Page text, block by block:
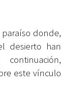
donde,
desierto han
este vínculo